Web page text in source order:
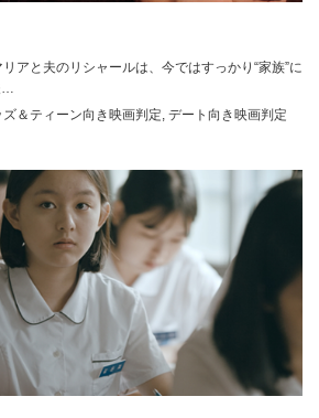
アと夫のリシャールは、今ではすっかり“家族”に
…
ズ＆ティーン向き映画判定, デート向き映画判定